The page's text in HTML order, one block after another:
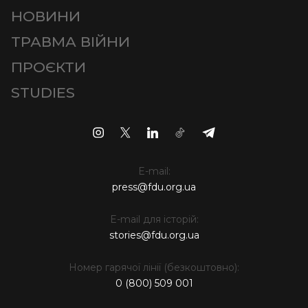
НОВИНИ
ТРАВМА ВІЙНИ
ПРОЄКТИ
STUDIES
E-mail:
press@fdu.org.ua
E-mail для історій:
stories@fdu.org.ua
Номер гарячої лінії (безкоштовно):
0 (800) 509 001